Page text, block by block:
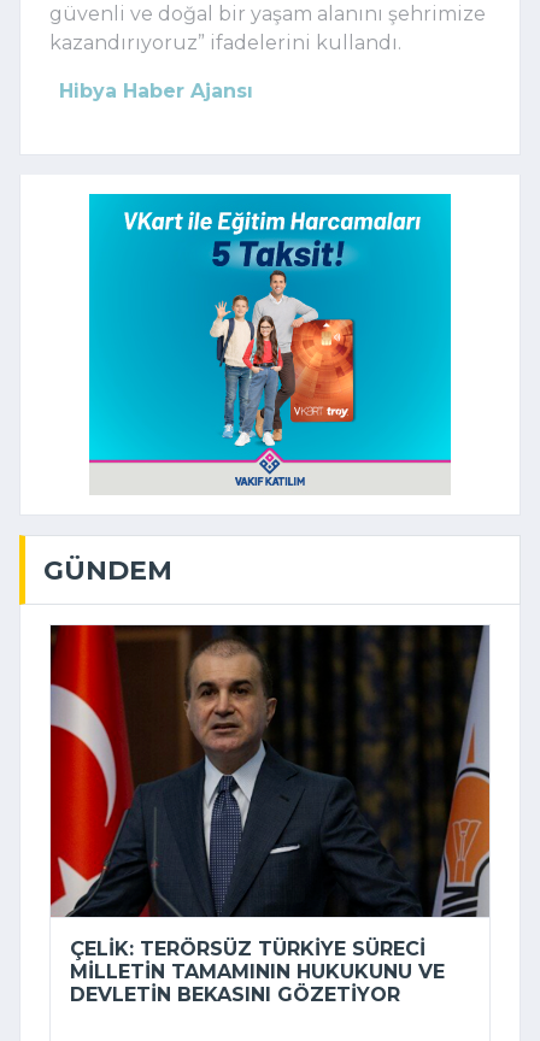
güvenli ve doğal bir yaşam alanını şehrimize
kazandırıyoruz” ifadelerini kullandı.
Hibya Haber Ajansı
GÜNDEM
ÇELIK: TERÖRSÜZ TÜRKIYE SÜRECI
MILLETIN TAMAMININ HUKUKUNU VE
DEVLETIN BEKASINI GÖZETIYOR